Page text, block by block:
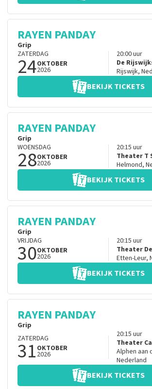
RAYEN PANDAY
Grip
ZATERDAG
24OKTOBER
2026
20:00uur
De
Rijswijk,
BEKIJK TICKETS
RAYEN PANDAY
Grip
WOENSDAG
28OKTOBER
2026
20:15 uur
Theater T
Helmond,
BEKIJK TICKETS
RAYEN PANDAY
Grip
VRIJDAG
30OKTOBER
2026
20:15 uur
Theater
Etten-Leur,
BEKIJK TICKETS
RAYEN PANDAY
Grip
ZATERDAG
31 OKTOBER
2026
20:15 uur
Theater
Alphen aan
Nederland
BEKIJK TICKETS